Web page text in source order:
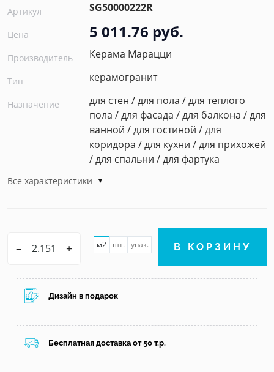
Артикул SG50000222R
Цена 5 011.76 руб.
Производитель Керама Марацци
Тип керамогранит
Назначение
для стен / для пола / для теплого
пола / для фасада / для балкона / для
ванной / для гостиной / для
коридора / для кухни / для прихожей
/ для спальни / для фартука
Все характеристики
– + м2 шт. упак. В КОРЗИНУ
Дизайн в подарок
Бесплатная доставка от 50 т.р.